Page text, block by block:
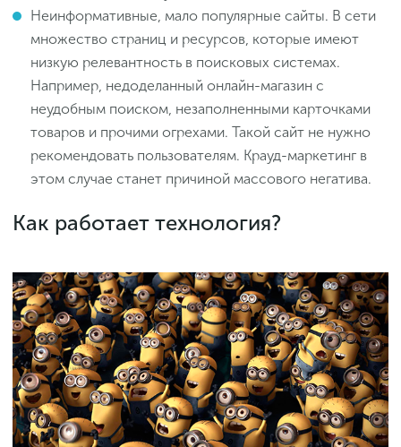
Неинформативные, мало популярные сайты. В сети
множество страниц и ресурсов, которые имеют
низкую релевантность в поисковых системах.
Например, недоделанный онлайн-магазин с
неудобным поиском, незаполненными карточками
товаров и прочими огрехами. Такой сайт не нужно
рекомендовать пользователям. Крауд-маркетинг в
этом случае станет причиной массового негатива.
Как работает технология?